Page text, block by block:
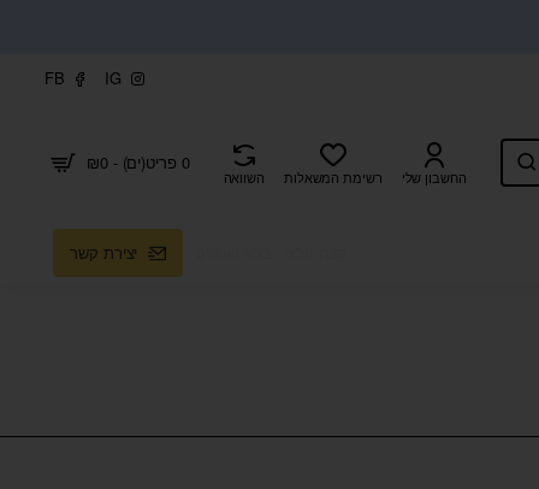
IG
FB
החשבון שלי רשימת המשאלות השוואה
0 פריט(ים) - ₪0
יצירת קשר